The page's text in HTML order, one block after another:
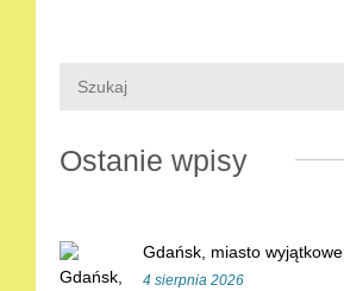
Ostanie wpisy
Gdańsk, miasto wyjątkowe
4 sierpnia 2026